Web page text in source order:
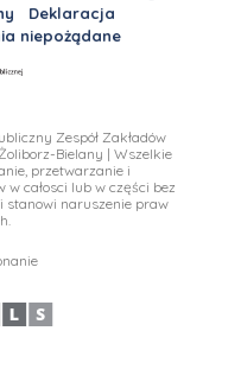
Deklaracja
niepożądane
Zespół Zakładów
Bielany | Wszelkie
przetwarzanie i
całosci lub w części bez
stanowi naruszenie praw